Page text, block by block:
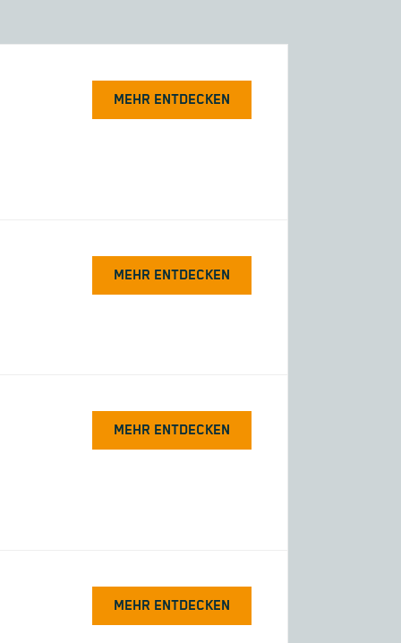
MEHR ENTDECKEN
MEHR ENTDECKEN
MEHR ENTDECKEN
MEHR ENTDECKEN